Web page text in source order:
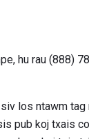
hu rau (888)
los ntawm
pub koj txais